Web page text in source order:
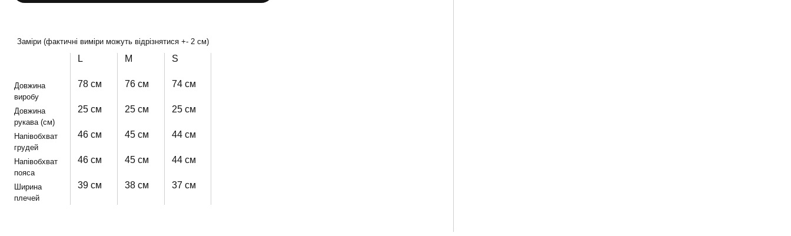
Заміри (фактичні виміри можуть відрізнятися +- 2 см)
L M S
Довжина
виробу
78 см 76 см 74 см
Довжина
рукава (см)
25 см 25 см 25 см
Напівобхват
грудей
46 см 45 см 44 см
Напівобхват
пояса
46 см 45 см 44 см
Ширина
плечей
39 см 38 см 37 см